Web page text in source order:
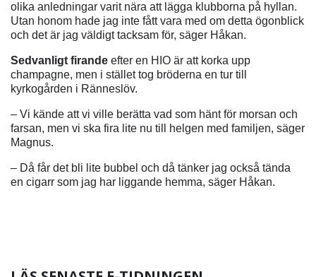
olika anledningar varit nära att lägga klubborna på hyllan.
Utan honom hade jag inte fått vara med om detta ögonblick
och det är jag väldigt tacksam för, säger Håkan.
Sedvanligt firande efter en HIO är att korka upp
champagne, men i stället tog bröderna en tur till
kyrkogården i Ränneslöv.
– Vi kände att vi ville berätta vad som hänt för morsan och
farsan, men vi ska fira lite nu till helgen med familjen, säger
Magnus.
– Då får det bli lite bubbel och då tänker jag också tända
en cigarr som jag har liggande hemma, säger Håkan.